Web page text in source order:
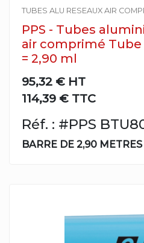
TUBES ALU RESEAUX AIR
PPS - Tubes
air comprimé Tube
= 2,90 ml
95,32 € HT
114,39 € TTC
Réf. : #PPS
BARRE DE 2,90 METRES